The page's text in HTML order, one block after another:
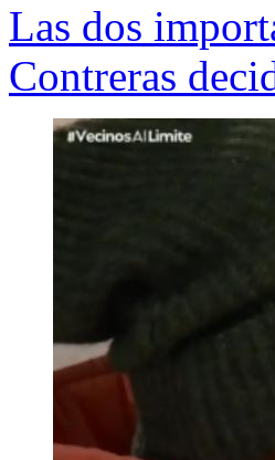
Las dos
Contreras